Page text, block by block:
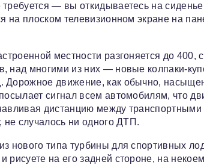
— вы откидываетесь на
на плоском телевизионном экране на
местности разгоняется до 400,
над многими из них — новые колпаки-
Дорожное движение, как обычно,
сигнал всем автомобилям, что
дистанцию между транспортными
случалось ни одного ДТП.
нового типа турбины для спортивных
на его задней стороне, на некоем